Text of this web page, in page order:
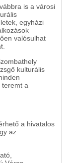
is a városi
egyházi
valósulhat
kulturális
teremt a
a hivatalos
az